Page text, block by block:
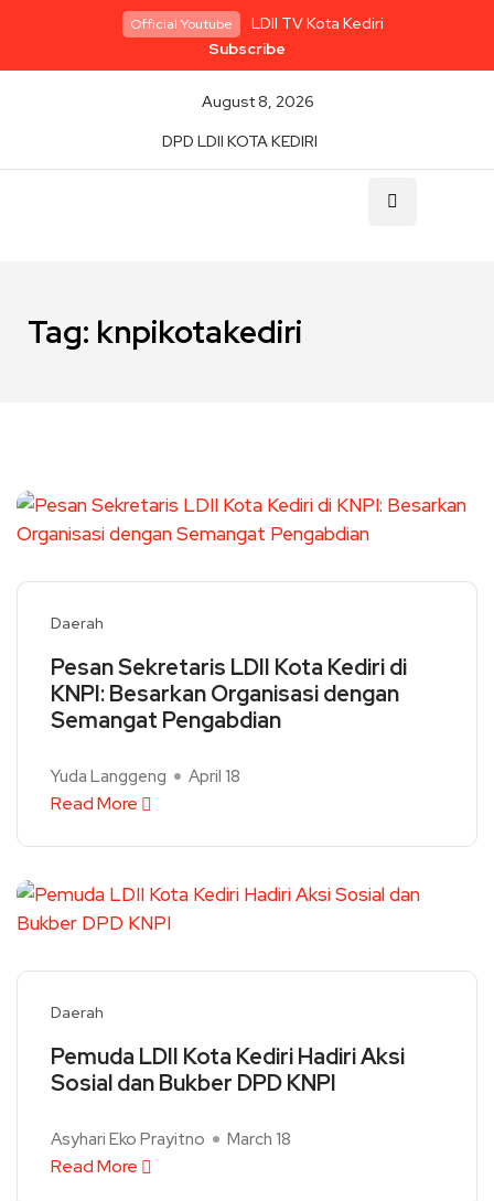
Official Youtube
LDII TV Kota Kediri
Subscribe
August 8, 2026
DPD LDII KOTA KEDIRI
Tag: knpikotakediri
Daerah
Pesan Sekretaris LDII Kota Kediri di
KNPI: Besarkan Organisasi dengan
Semangat Pengabdian
Yuda Langgeng April 18
Read More
Daerah
Pemuda LDII Kota Kediri Hadiri Aksi
Sosial dan Bukber DPD KNPI
Asyhari Eko Prayitno March 18
Read More